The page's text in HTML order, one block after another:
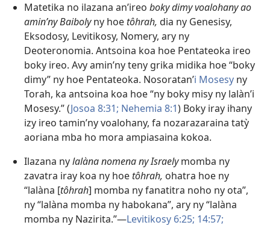
Matetika no ilazana an’ireo boky dimy voalohany ao
amin’ny Baibolyny hoe tôhrah, dia ny Genesisy,
Eksodosy, Levitikosy, Nomery, ary ny
Deoteronomia. Antsoina koa hoe Pentateoka ireo
boky ireo. Avy amin’ny teny grika midika hoe “boky
dimy” ny hoe Pentateoka. Nosoratan’i Mosesy ny
Torah, ka antsoina koa hoe “ny boky misy ny lalàn’i
Mosesy.” (Josoa 8:31; Nehemia 8:1) Boky iray ihany
izy ireo tamin’ny voalohany, fa nozarazaraina tatỳ
aoriana mba ho mora ampiasaina kokoa.
Ilazana nylalàna nomena ny Israelymomba ny
zavatra iray koa ny hoe tôhrah, ohatra hoe ny
“lalàna [tôhrah] momba ny fanatitra noho ny ota”,
ny “lalàna momba ny habokana”, ary ny “lalàna
momba ny Nazirita.”—Levitikosy 6:25; 14:57;